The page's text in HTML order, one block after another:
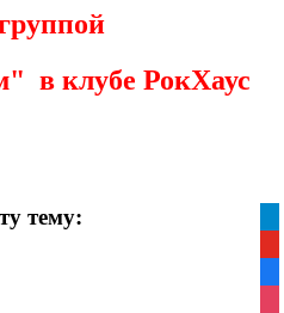
в клубе РокХаус
тему: